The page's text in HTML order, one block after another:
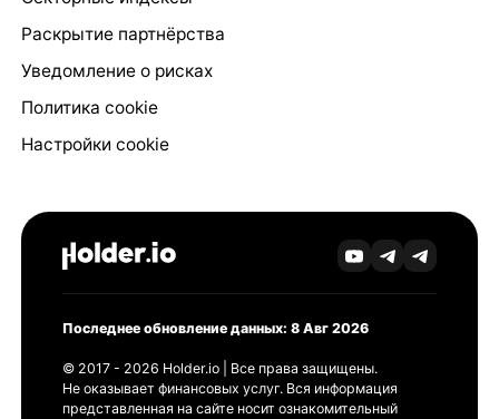
Раскрытие партнёрства
Уведомление о рисках
Политика cookie
Настройки cookie
Последнее обновление данных: 8 Авг 2026
© 2017 - 2026 Holder.io | Все права защищены.
Не оказывает финансовых услуг. Вся информация
представленная на сайте носит ознакомительный